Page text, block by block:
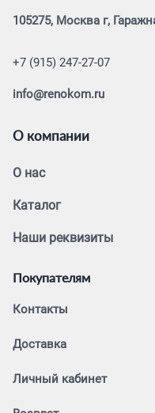
105275, Москва г,
+7 (915) 247-27-07
info@renokom.ru
О компании
О нас
Каталог
Наши реквизиты
Покупателям
Контакты
Доставка
Личный кабинет